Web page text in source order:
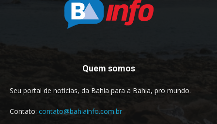
Quem somos
Seu portal de notícias, da Bahia para a Bahia, pro mundo.
Contato: contato@bahiainfo.com.br